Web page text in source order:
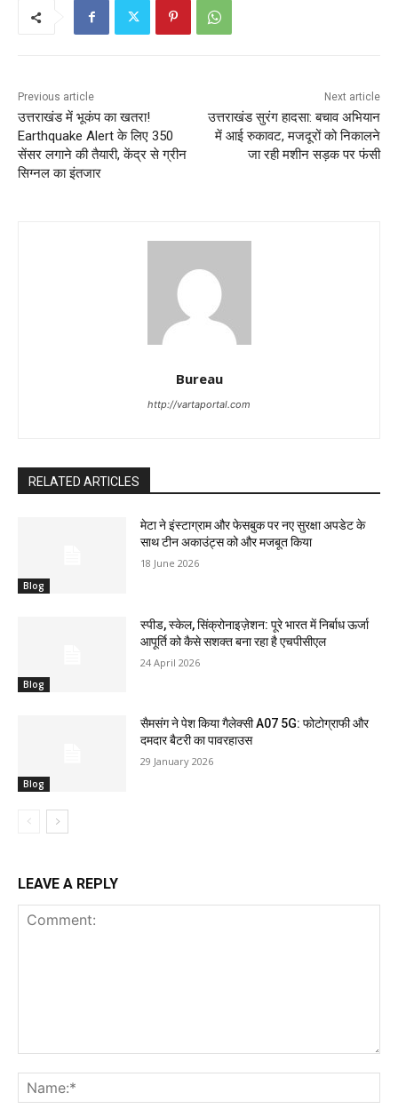
Previous article
उत्तराखंड में भूकंप का खतरा!
Earthquake Alert के लिए 350
सेंसर लगाने की तैयारी, केंद्र से ग्रीन
सिग्नल का इंतजार
Next article
उत्तराखंड सुरंग हादसा: बचाव अभियान
में आई रुकावट, मजदूरों को निकालने
जा रही मशीन सड़क पर फंसी
Bureau
http://vartaportal.com
RELATED ARTICLES
Blog
मेटा ने इंस्टाग्राम और फेसबुक पर नए सुरक्षा अपडेट के
साथ टीन अकाउंट्स को और मजबूत किया
18 June 2026
Blog
स्पीड, स्केल, सिंक्रोनाइज़ेशन: पूरे भारत में निर्बाध ऊर्जा
आपूर्ति को कैसे सशक्त बना रहा है एचपीसीएल
24 April 2026
Blog
सैमसंग ने पेश किया गैलेक्सी A07 5G: फोटोग्राफी और
दमदार बैटरी का पावरहाउस
29 January 2026
LEAVE A REPLY